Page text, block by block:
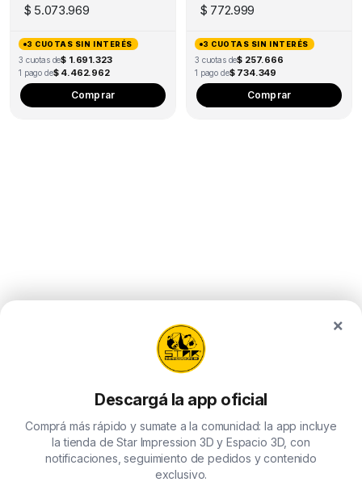
$ 5.073.969
3 CUOTAS SIN INTERÉS
3 cuotas de$ 1.691.323
1 pago de$ 4.462.962
Comprar
$ 772.999
3 CUOTAS SIN INTERÉS
3 cuotas de$ 257.666
1 pago de$ 734.349
Comprar
×
Descargá la app oficial
Comprá más rápido y sumate a la comunidad: la app incluye
la tienda de Star Impression 3D y Espacio 3D, con
notificaciones, seguimiento de pedidos y contenido
exclusivo.